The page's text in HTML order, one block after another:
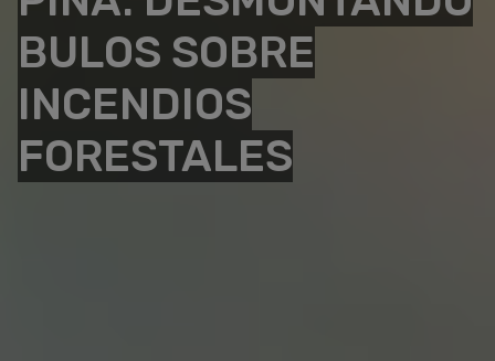
BULOS SOBRE
INCENDIOS
FORESTALES